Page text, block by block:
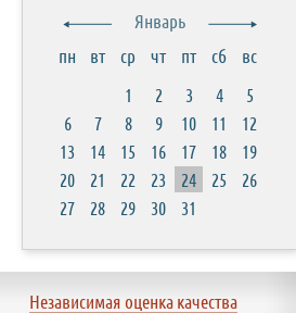
Январь
пн
вт ср чт пт сб
вс
1
2 3 4
5
6
7 8 9 10 11
12
13
14 15 16 17 18
19
20
21 22 23 24 25
26
27
28 29 30 31
Независимая оценка качества